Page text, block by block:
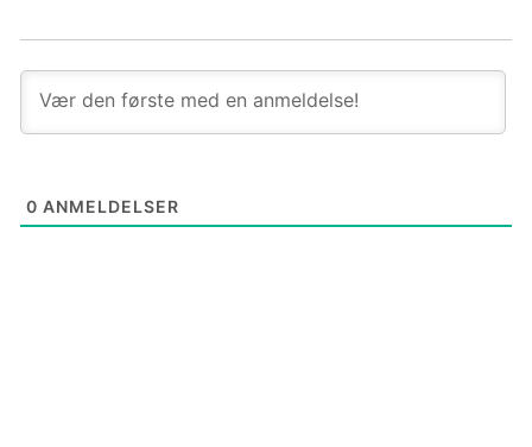
0 ANMELDELSER